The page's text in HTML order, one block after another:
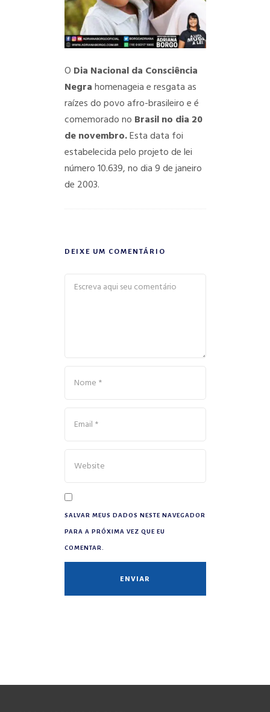
O Dia Nacional da Consciência
Negrahomenageia e resgata as
raízes do povo afro-brasileiro e é
comemorado no Brasil no dia 20
de novembro.Esta data foi
estabelecida pelo projeto de lei
número 10.639, no dia 9 de janeiro
de 2003.
DEIXE UM COMENTÁRIO
SALVAR MEUS DADOS NESTE NAVEGADOR
PARA A PRÓXIMA VEZ QUE EU
COMENTAR.